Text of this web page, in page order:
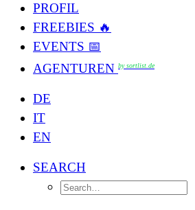
PROFIL
FREEBIES 🔥
EVENTS 📅
AGENTUREN by sortlist.de
DE
IT
EN
SEARCH